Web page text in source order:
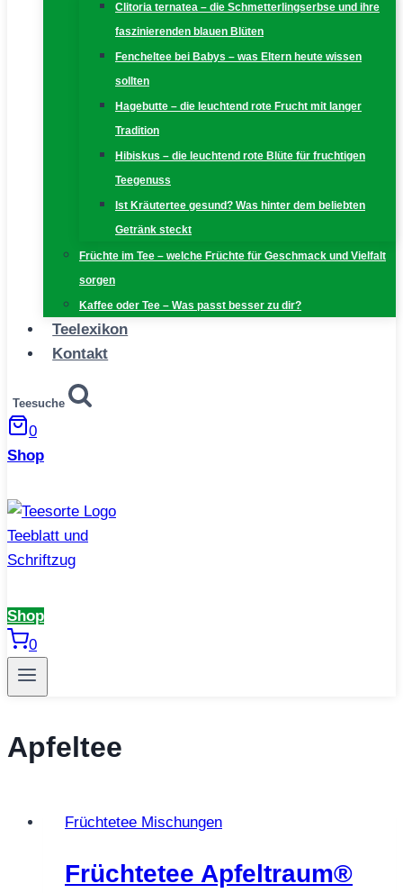
Clitoria ternatea – die Schmetterlingserbse und ihre
faszinierenden blauen Blüten
Fencheltee bei Babys – was Eltern heute wissen
sollten
Hagebutte – die leuchtend rote Frucht mit langer
Tradition
Hibiskus – die leuchtend rote Blüte für fruchtigen
Teegenuss
Ist Kräutertee gesund? Was hinter dem beliebten
Getränk steckt
Früchte im Tee – welche Früchte für Geschmack und Vielfalt
sorgen
Kaffee oder Tee – Was passt besser zu dir?
Teelexikon
Kontakt
Teesuche
0
Shop
Shop
0
Apfeltee
Früchtetee Mischungen
Früchtetee Apfeltraum®